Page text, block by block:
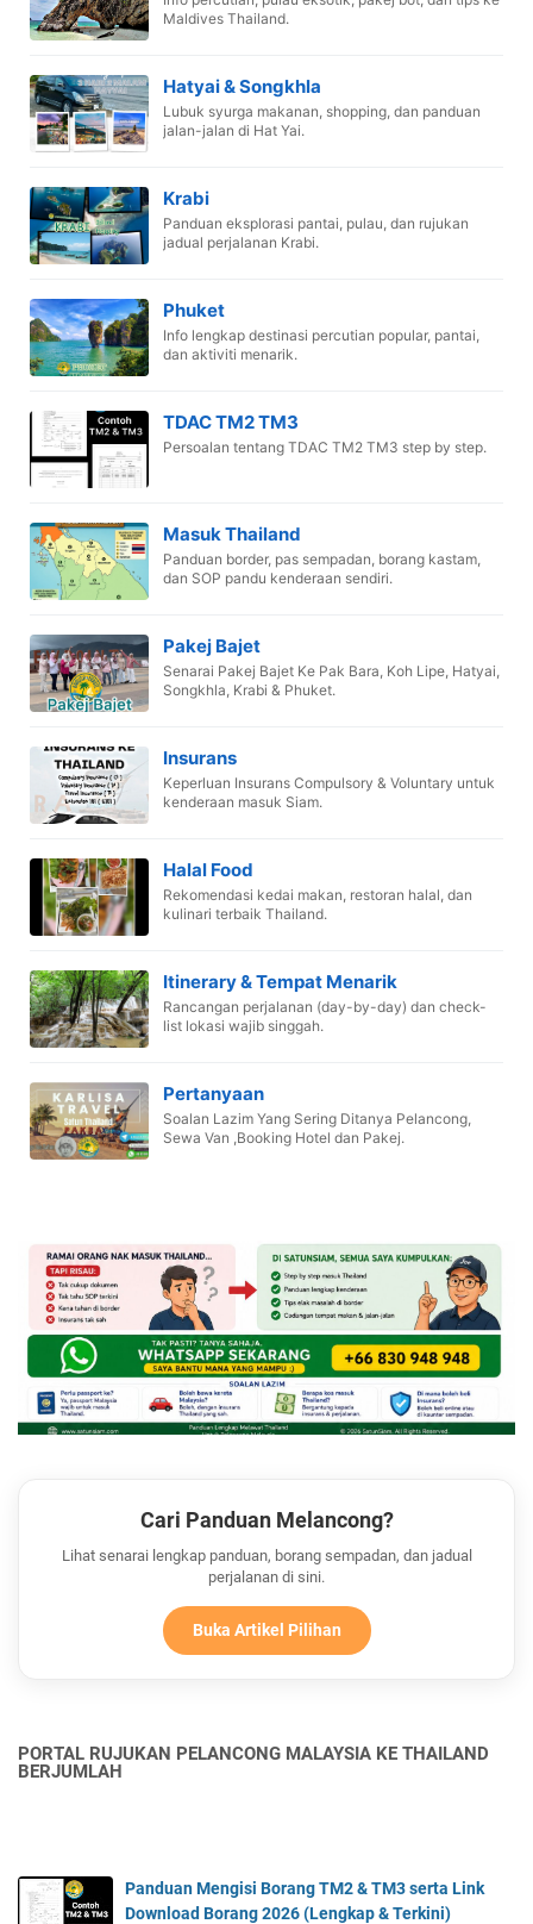
Maldives Thailand.
Hatyai & Songkhla
Lubuk syurga makanan, shopping, dan panduan
jalan-jalan di Hat Yai.
Krabi
Panduan eksplorasi pantai, pulau, dan rujukan
jadual perjalanan Krabi.
Phuket
Info lengkap destinasi percutian popular, pantai,
dan aktiviti menarik.
TDAC TM2 TM3
Persoalan tentang TDAC TM2 TM3 step by step.
Masuk Thailand
Panduan border, pas sempadan, borang kastam,
dan SOP pandu kenderaan sendiri.
Pakej Bajet
Senarai Pakej Bajet Ke Pak Bara, Koh Lipe, Hatyai,
Songkhla, Krabi & Phuket.
Insurans
Keperluan Insurans Compulsory & Voluntary untuk
kenderaan masuk Siam.
Halal Food
Rekomendasi kedai makan, restoran halal, dan
kulinari terbaik Thailand.
Itinerary & Tempat Menarik
Rancangan perjalanan (day-by-day) dan check-
list lokasi wajib singgah.
Pertanyaan
Soalan Lazim Yang Sering Ditanya Pelancong,
Sewa Van ,Booking Hotel dan Pakej.
Cari Panduan Melancong?
Lihat senarai lengkap panduan, borang sempadan, dan jadual
perjalanan di sini.
Buka Artikel Pilihan
PORTAL RUJUKAN PELANCONG MALAYSIA KE THAILAND
BERJUMLAH
Panduan Mengisi Borang TM2 & TM3 serta Link
Download Borang 2026 (Lengkap & Terkini)